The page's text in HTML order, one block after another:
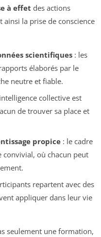
à effet des actions
la prise de conscience
scientifiques: les
élaborés par le
neutre et fiable.
collective est
de trouver sa place et
propice: le cadre
convivial, où chacun peut
repartent avec des
appliquer dans leur vie
seulement une formation,